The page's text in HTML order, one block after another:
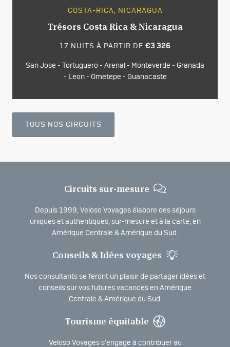
COSTA-RICA, NICARAGUA
Trésors Costa Rica & Nicaragua
17 NUITS À PARTIR DE €3 326
San Jose - Tortuguero - Arenal - Monteverde - Granada
- Leon - Ometepe - Guanacaste
TOUS NOS CIRCUITS
Circuits sur-mesure
Depuis 1999, Veloso Voyages élabore des séjours
uniques et authentiques, sur-mesure et à la carte, en
Amérique Centrale & Amérique du Sud.
Conseils & Idées voyages
Nos consultants se feront un plaisir de partager idées et
conseils sur vos futures vacances en Amérique
Centrale & Amérique du Sud.
Tourisme équitable
Veloso Voyages s’engage à contribuer au